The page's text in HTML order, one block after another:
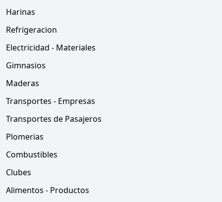
Harinas
Refrigeracion
Electricidad - Materiales
Gimnasios
Maderas
Transportes - Empresas
Transportes de Pasajeros
Plomerias
Combustibles
Clubes
Alimentos - Productos